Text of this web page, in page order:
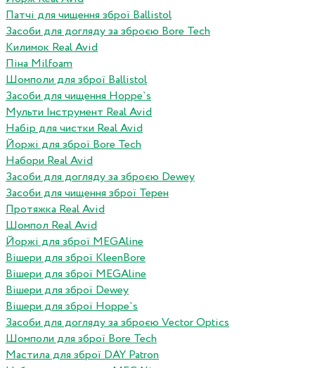
Патчі для чищення зброї Ballistol
Засоби для догляду за зброєю Bore Tech
Килимок Real Avid
Піна Milfoam
Шомполи для зброї Ballistol
Засоби для чищення Hoppe`s
Мульти Інструмент Real Avid
Набір для чистки Real Avid
Йоржі для зброї Bore Tech
Набори Real Avid
Засоби для догляду за зброєю Dewey
Засоби для чищення зброї Терен
Протяжка Real Avid
Шомпол Real Avid
Йоржі для зброї MEGAline
Вішери для зброї KleenBore
Вішери для зброї MEGAline
Вішери для зброї Dewey
Вішери для зброї Hoppe`s
Засоби для догляду за зброєю Vector Optics
Шомполи для зброї Bore Tech
Мастила для зброї DAY Patron